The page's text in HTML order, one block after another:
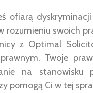
ofiarą
rozumieniu swoich
z Optimal
Twoje
na
pomogą Ci w tej